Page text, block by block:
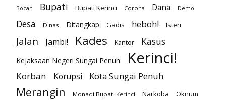
Bocah Bupati Bupati Kerinci Corona Dana Demo
Desa Dinas Ditangkap Gadis heboh! Isteri
Jalan Jambi! Kades Kantor Kasus
Kejaksaan Negeri Sungai Penuh Kerinci!
Korban Korupsi Kota Sungai Penuh
Merangin Monadi Bupati Kerinci Narkoba Oknum